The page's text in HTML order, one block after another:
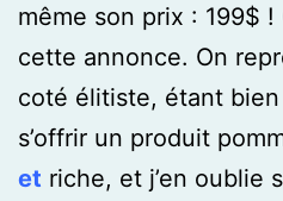
même son prix : 199$ !
cette annonce. On
coté élitiste, étant
s’offrir un produit
et riche, et j’en oublie